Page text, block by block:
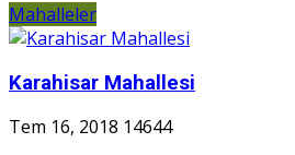
Mahalleler
Karahisar Mahallesi
Tem 16, 2018 14644